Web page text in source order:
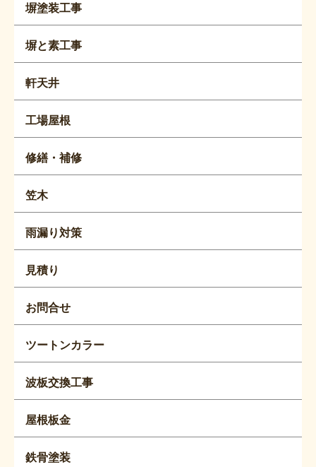
塀塗装工事
塀と素工事
軒天井
工場屋根
修繕・補修
笠木
雨漏り対策
見積り
お問合せ
ツートンカラー
波板交換工事
屋根板金
鉄骨塗装